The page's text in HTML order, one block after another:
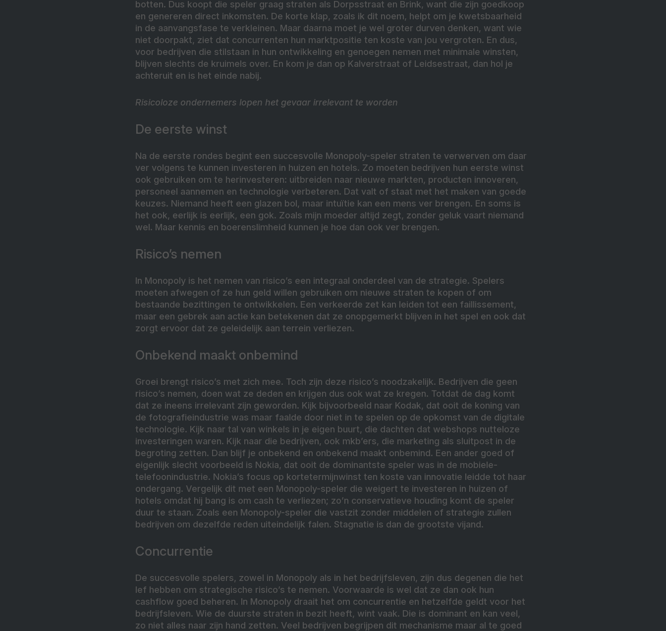
botten. Dus koopt die speler graag straten als Dorpsstraat en Brink, want die zijn goedkoop
en genereren direct inkomsten. De korte klap, zoals ik dit noem, helpt om je kwetsbaarheid
in de aanvangsfase te verkleinen. Maar daarna moet je wel groter durven denken, want wie
niet doorpakt, ziet dat concurrenten hun marktpositie ten koste van jou vergroten. En dus,
voor bedrijven die stilstaan in hun ontwikkeling en genoegen nemen met minimale winsten,
blijven slechts de kruimels over. En kom je dan op Kalverstraat of Leidsestraat, dan hol je
achteruit en is het einde nabij.
Risicoloze ondernemers lopen het gevaar irrelevant te worden
De eerste winst
Na de eerste rondes begint een succesvolle Monopoly-speler straten te verwerven om daar
ver volgens te kunnen investeren in huizen en hotels. Zo moeten bedrijven hun eerste winst
ook gebruiken om te herinvesteren: uitbreiden naar nieuwe markten, producten innoveren,
personeel aannemen en technologie verbeteren. Dat valt of staat met het maken van goede
keuzes. Niemand heeft een glazen bol, maar intuïtie kan een mens ver brengen. En soms is
het ook, eerlijk is eerlijk, een gok. Zoals mijn moeder altijd zegt, zonder geluk vaart niemand
wel. Maar kennis en boerenslimheid kunnen je hoe dan ook ver brengen.
Risico’s nemen
In Monopoly is het nemen van risico’s een integraal onderdeel van de strategie. Spelers
moeten afwegen of ze hun geld willen gebruiken om nieuwe straten te kopen of om
bestaande bezittingen te ontwikkelen. Een verkeerde zet kan leiden tot een faillissement,
maar een gebrek aan actie kan betekenen dat ze onopgemerkt blijven in het spel en ook dat
zorgt ervoor dat ze geleidelijk aan terrein verliezen.
Onbekend maakt onbemind
Groei brengt risico’s met zich mee. Toch zijn deze risico’s noodzakelijk. Bedrijven die geen
risico’s nemen, doen wat ze deden en krijgen dus ook wat ze kregen. Totdat de dag komt
dat ze ineens irrelevant zijn geworden. Kijk bijvoorbeeld naar Kodak, dat ooit de koning van
de fotografieindustrie was maar faalde door niet in te spelen op de opkomst van de digitale
technologie. Kijk naar tal van winkels in je eigen buurt, die dachten dat webshops nutteloze
investeringen waren. Kijk naar die bedrijven, ook mkb’ers, die marketing als sluitpost in de
begroting zetten. Dan blijf je onbekend en onbekend maakt onbemind. Een ander goed of
eigenlijk slecht voorbeeld is Nokia, dat ooit de dominantste speler was in de mobiele-
telefoonindustrie. Nokia’s focus op kortetermijnwinst ten koste van innovatie leidde tot haar
ondergang. Vergelijk dit met een Monopoly-speler die weigert te investeren in huizen of
hotels omdat hij bang is om cash te verliezen; zo’n conservatieve houding komt de speler
duur te staan. Zoals een Monopoly-speler die vastzit zonder middelen of strategie zullen
bedrijven om dezelfde reden uiteindelijk falen. Stagnatie is dan de grootste vijand.
Concurrentie
De succesvolle spelers, zowel in Monopoly als in het bedrijfsleven, zijn dus degenen die het
lef hebben om strategische risico’s te nemen. Voorwaarde is wel dat ze dan ook hun
cashflow goed beheren. In Monopoly draait het om concurrentie en hetzelfde geldt voor het
bedrijfsleven. Wie de duurste straten in bezit heeft, wint vaak. Die is dominant en kan veel,
zo niet alles naar zijn hand zetten. Veel bedrijven begrijpen dit mechanisme maar al te goed